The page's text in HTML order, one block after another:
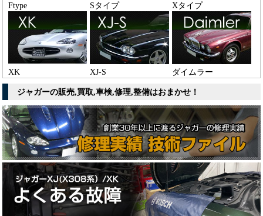
Ftype Sタイプ Xタイプ
XK XJ-S ダイムラー
ジャガーの販売,買取,車検,修理,整備はおまかせ！